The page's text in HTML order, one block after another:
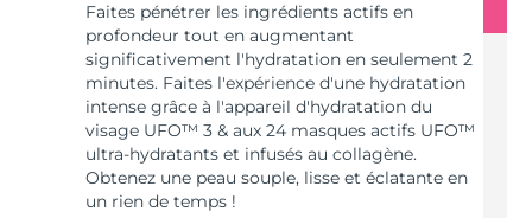
Faites pénétrer les ingrédients actifs en
profondeur tout en augmentant
significativement l'hydratation en seulement 2
minutes. Faites l'expérience d'une hydratation
intense grâce à l'appareil d'hydratation du
visage UFO™ 3 & aux 24 masques actifs UFO™
ultra-hydratants et infusés au collagène.
Obtenez une peau souple, lisse et éclatante en
un rien de temps !